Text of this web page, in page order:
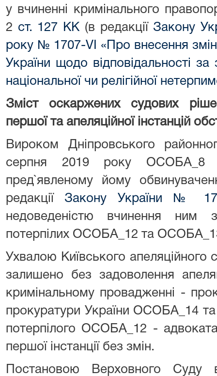
у вчиненні кримінального
2 ст. 127 КК(в редакції Закону
року № 1707-VІ «Про внесення
України щодо відповідальності
національної чи релігійної
Зміст оскаржених судових
першої та апеляційної інстанцій
Вироком Дніпровського
серпня 2019 року ОСОБА_8
пред`явленому йому
редакції Закону України №
недоведеністю вчинення ним
потерпілих ОСОБА_12 та
Ухвалою Київського апеляційного
залишено без задоволення
кримінальному провадженні -
прокуратури України ОСОБА_14
потерпілого ОСОБА_12 -
першої інстанції без змін.
Постановою Верховного